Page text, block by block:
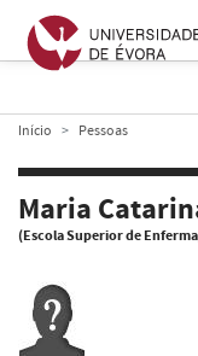
Início Pessoas
Maria
(Escola Superior de